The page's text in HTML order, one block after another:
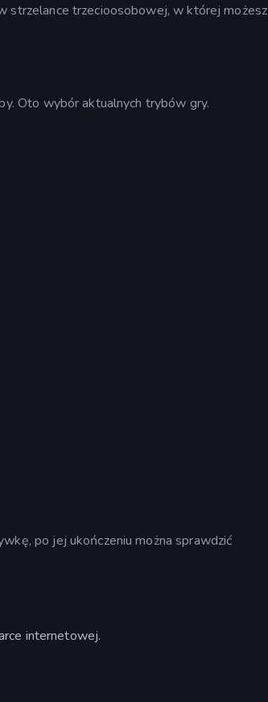
strzelance trzecioosobowej, w której możesz
Oto wybór aktualnych trybów gry.
po jej ukończeniu można sprawdzić
internetowej.